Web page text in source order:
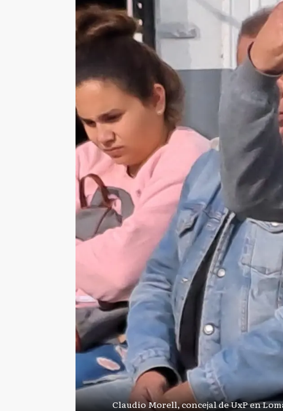
Claudio Morell, concejal de UxP en